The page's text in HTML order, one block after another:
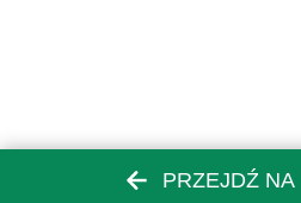
PRZEJDŹ NA